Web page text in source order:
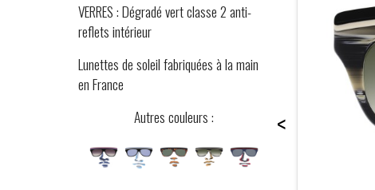
VERRES : Dégradé vert classe 2 anti-
reflets intérieur
Lunettes de soleil fabriquées à la main
en France
Autres couleurs :
<